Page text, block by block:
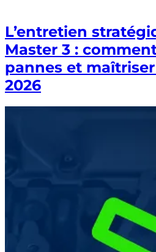
L’entretien
Master 3 :
pannes et
2026